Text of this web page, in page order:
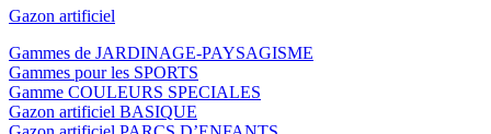
Gazon artificiel
Gammes de JARDINAGE-PAYSAGISME
Gammes pour les SPORTS
Gamme COULEURS SPECIALES
Gazon artificiel BASIQUE